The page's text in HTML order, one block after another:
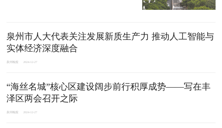
泉州市人大代表关注发展新质生产力 推动人工智能与
实体经济深度融合
泉州晚报 2024-12-27
“海丝名城”核心区建设阔步前行积厚成势——写在丰
泽区两会召开之际
泉州晚报 2024-12-27